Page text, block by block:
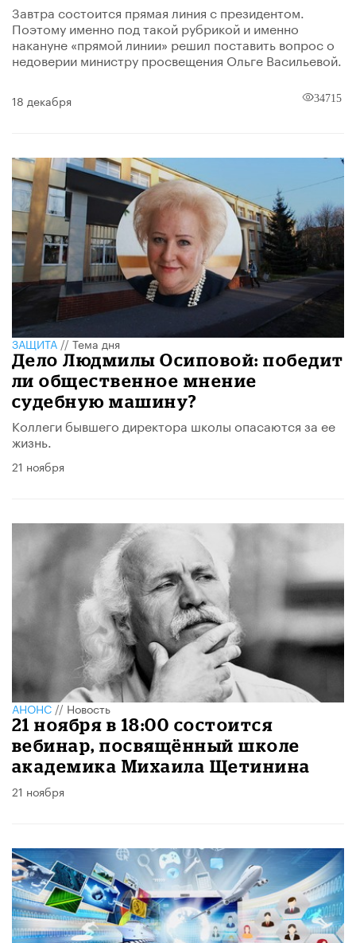
​Завтра состоится прямая линия с президентом.
Поэтому именно под такой рубрикой и именно
накануне «прямой линии» решил поставить вопрос о
недоверии министру просвещения Ольге Васильевой.
18 декабря 34715
ЗАЩИТА//Тема дня
Дело Людмилы Осиповой: победит
ли общественное мнение
судебную машину?
Коллеги бывшего директора школы опасаются за ее
жизнь.
21 ноября
АНОНС//Новость
21 ноября в 18:00 состоится
вебинар, посвящённый школе
академика Михаила Щетинина
21 ноября